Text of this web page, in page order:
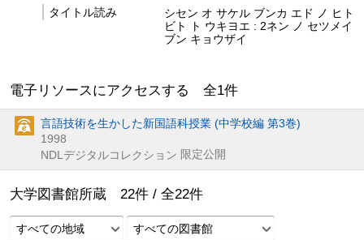
タイトル読み
シセン オ サケル ブンカ エド ノ ヒト
ビト ト ウキヨエ : 2ネン ノ セツメイ
ブン キョウザイ
電子リソースにアクセスする 全1件
言語技術を生かした新国語科授業 (中学校編 第3巻)
1998
NDLデジタルコレクション 限定公開
大学図書館所蔵 22件 / 全22件
すべての地域
すべての図書館